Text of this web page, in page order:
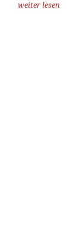
weiter lesen